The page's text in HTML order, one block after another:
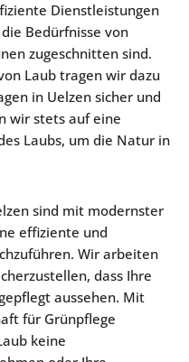
Dienstleistungen
Bedürfnisse von
zugeschnitten sind.
Laub tragen wir dazu
in Uelzen sicher und
wir stets auf eine
Laubs, um die Natur in
sind mit modernster
effiziente und
Wir arbeiten
dass Ihre
aussehen. Mit
für Grünpflege
keine